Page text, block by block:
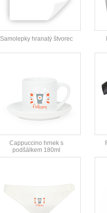
Samolepky hranatý štvorec
Cappuccino hrnek s
podšálkem 180ml